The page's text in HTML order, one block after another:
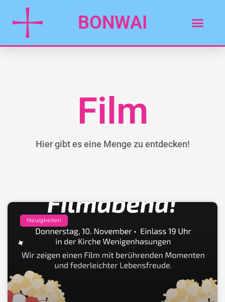
BONWAI
Film
Hier gibt es eine Menge zu entdecken!
Neuigkeiten